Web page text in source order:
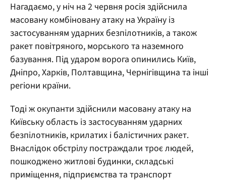
Нагадаємо, у ніч на 2 червня росія здійснила
масовану комбіновану атаку на Україну із
застосуванням ударних безпілотників, а також
ракет повітряного, морського та наземного
базування. Під ударом ворога опинились Київ,
Дніпро, Харків, Полтавщина, Чернігівщина та інші
регіони країни.
Тоді ж окупанти здійснили масовану атаку на
Київську область із застосуванням ударних
безпілотників, крилатих і балістичних ракет.
Внаслідок обстрілу постраждали троє людей,
пошкоджено житлові будинки, складські
приміщення, підприємства та транспорт